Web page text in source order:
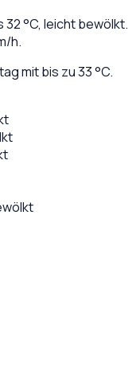
32°C, leicht bewölkt.
h.
mit bis zu 33 °C.